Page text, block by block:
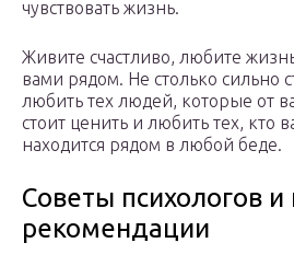
чувствовать жизнь.
Живите счастливо, любите
вами рядом. Не столько сильно
любить тех людей, которые от
стоит ценить и любить тех, кто
находится рядом в любой беде.
Советы психологов и
рекомендации